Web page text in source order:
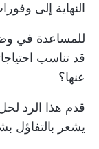
النهاية إلى
للمساعدة في
قد تناسب
عنها؟
قدم هذا الرد
يشعر بالتفاؤل